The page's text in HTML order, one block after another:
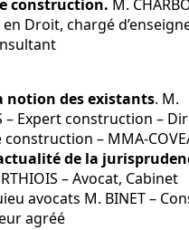
construction. M.
Droit, chargé
notion des existants. M.
– Expert construction –
– MMA-
de la
– Avocat, Cabinet
avocats M. BINET –
agréé